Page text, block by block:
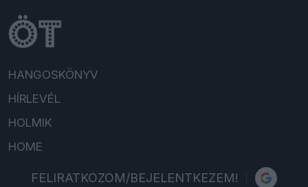
HANGOSKÖNYV
HÍRLEVÉL
HOLMIK
HOME
FELIRATKOZOM/BEJELENTKEZEM!